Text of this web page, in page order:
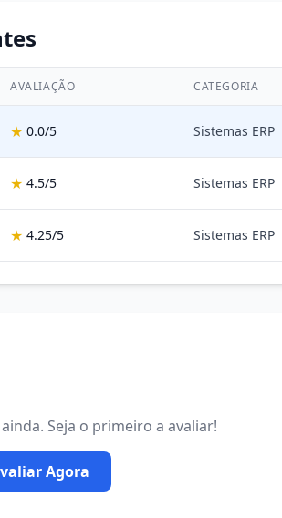
AVALIAÇÃO CATEGORIA
★ 0.0/5 Sistemas ERP
★ 4.5/5 Sistemas ERP
★ 4.25/5 Sistemas ERP
Seja o primeiro a avaliar!
Agora